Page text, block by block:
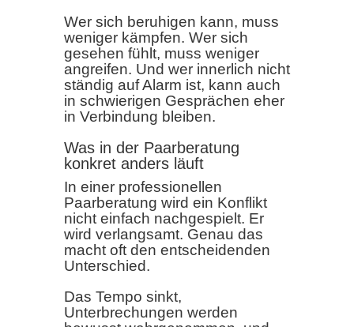
Wer sich beruhigen kann, muss
weniger kämpfen. Wer sich
gesehen fühlt, muss weniger
angreifen. Und wer innerlich nicht
ständig auf Alarm ist, kann auch
in schwierigen Gesprächen eher
in Verbindung bleiben.
Was in der Paarberatung
konkret anders läuft
In einer professionellen
Paarberatung wird ein Konflikt
nicht einfach nachgespielt. Er
wird verlangsamt. Genau das
macht oft den entscheidenden
Unterschied.
Das Tempo sinkt,
Unterbrechungen werden